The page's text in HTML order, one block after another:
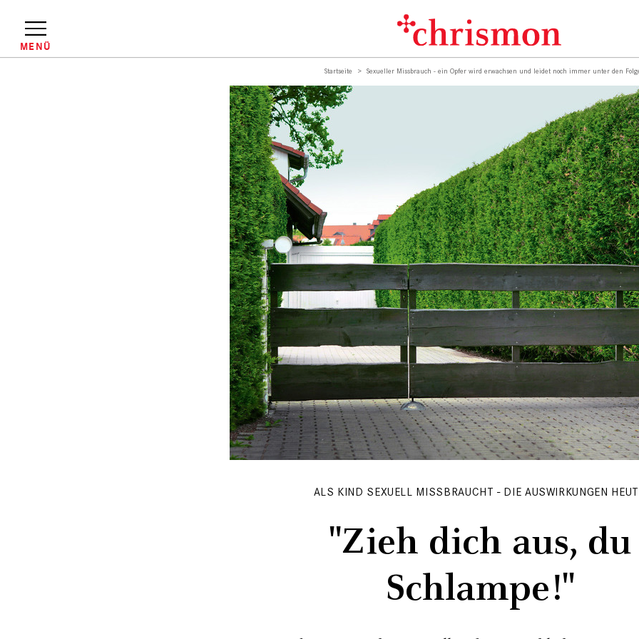
Inhalt
MENÜ
Startseite Sexueller Missbrauch - ein Opfer wird erwachsen und leidet noch immer unter den
ALS KIND SEXUELL MISSBRAUCHT - DIE AUSWIRKUNGEN
"Zieh dich aus, du
Schlampe!"